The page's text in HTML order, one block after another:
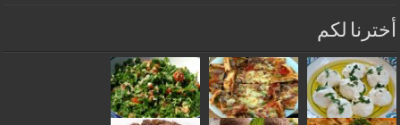
أخترنا لكم